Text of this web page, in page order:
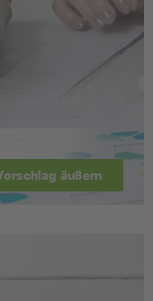
äußern